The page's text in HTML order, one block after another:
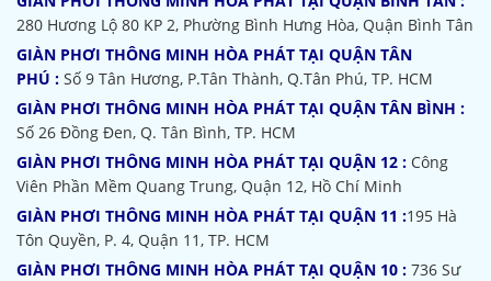
280 Hương Lộ 80 KP 2, Phường Bình Hưng Hòa, Quận Bình Tân
GIÀN PHƠI THÔNG MINH HÒA PHÁT TẠI QUẬN TÂN
PHÚ : Số 9 Tân Hương, P.Tân Thành, Q.Tân Phú, TP. HCM
GIÀN PHƠI THÔNG MINH HÒA PHÁT TẠI QUẬN TÂN BÌNH :
Số 26 Đồng Đen, Q. Tân Bình, TP. HCM
GIÀN PHƠI THÔNG MINH HÒA PHÁT TẠI QUẬN 12 : Công
Viên Phần Mềm Quang Trung, Quận 12, Hồ Chí Minh
GIÀN PHƠI THÔNG MINH HÒA PHÁT TẠI QUẬN 11 :195 Hà
Tôn Quyền, P. 4, Quận 11, TP. HCM
GIÀN PHƠI THÔNG MINH HÒA PHÁT TẠI QUẬN 10 : 736 Sư